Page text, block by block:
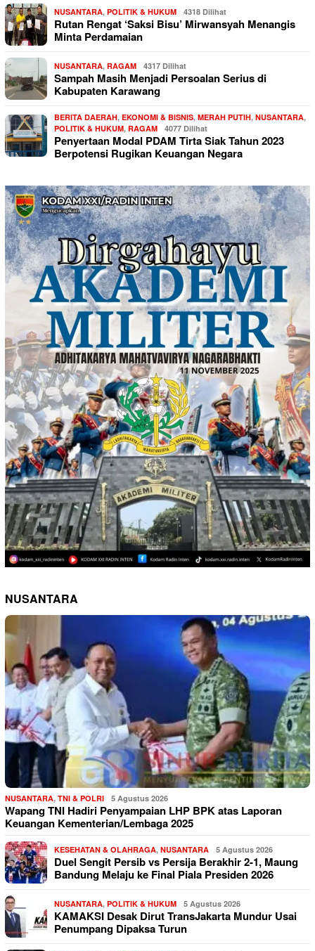
NUSANTARA, POLITIK & HUKUM 4318 Dilihat
Rutan Rengat ‘Saksi Bisu’ Mirwansyah Menangis
Minta Perdamaian
NUSANTARA, RAGAM 4317 Dilihat
Sampah Masih Menjadi Persoalan Serius di
Kabupaten Karawang
BERITA DAERAH, EKONOMI & BISNIS, MERAH PUTIH, NUSANTARA,
POLITIK & HUKUM, RAGAM 4077 Dilihat
Penyertaan Modal PDAM Tirta Siak Tahun 2023
Berpotensi Rugikan Keuangan Negara
NUSANTARA
NUSANTARA, TNI & POLRI 5 Agustus 2026
Wapang TNI Hadiri Penyampaian LHP BPK atas Laporan
Keuangan Kementerian/Lembaga 2025
KESEHATAN & OLAHRAGA, NUSANTARA 5 Agustus 2026
Duel Sengit Persib vs Persija Berakhir 2-1, Maung
Bandung Melaju ke Final Piala Presiden 2026
NUSANTARA, POLITIK & HUKUM 5 Agustus 2026
KAMAKSI Desak Dirut TransJakarta Mundur Usai
Penumpang Dipaksa Turun